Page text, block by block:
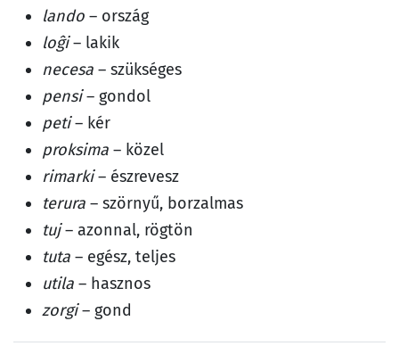
lando – ország
loĝi– lakik
necesa – szükséges
pensi– gondol
peti– kér
proksima – közel
rimarki– észrevesz
terura – szörnyű, borzalmas
tuj– azonnal, rögtön
tuta – egész, teljes
utila – hasznos
zorgi– gond